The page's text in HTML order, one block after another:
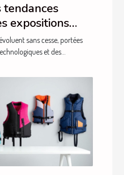
expositions
sans cesse, portées
et des...